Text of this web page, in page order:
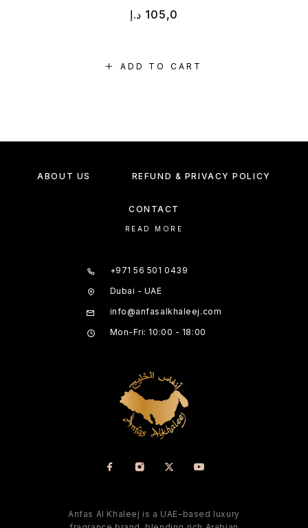
ADD TO CART
105,0 د.إ
ABOUT US REFUND & PRIVACY POLICY
CONTACT
READ MORE
+971 56 501 0439
Dubai - UAE
info@anfasalkhaleej.com
Mon-Fri: 10:00 - 18:00
Anfas Al Khaleej is a UAE-based luxury